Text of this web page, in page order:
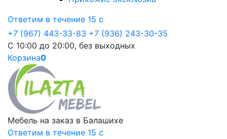
Ответим в течение 15 с
+7 (967) 443-33-83 +7 (936) 243-30-35
С 10:00 до 20:00, без выходных
Корзина0
Мебель на заказ в Балашихе
Ответим в течение 15 с